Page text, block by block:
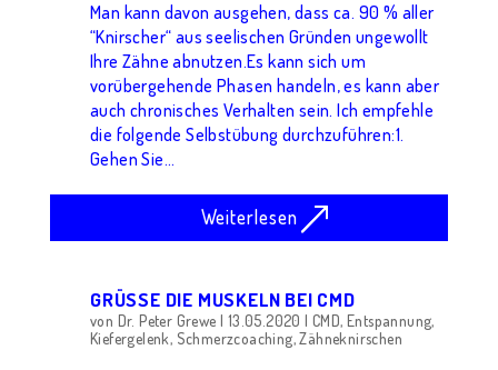
Man kann davon ausgehen, dass ca. 90 % aller
“Knirscher“ aus seelischen Gründen ungewollt
Ihre Zähne abnutzen.Es kann sich um
vorübergehende Phasen handeln, es kann aber
auch chronisches Verhalten sein. Ich empfehle
die folgende Selbstübung durchzuführen:1.
Gehen Sie...
Weiterlesen
GRÜSSE DIE MUSKELN BEI CMD
von Dr. Peter Grewe | 13.05.2020 |CMD,Entspannung,
Kiefergelenk, Schmerzcoaching,Zähneknirschen